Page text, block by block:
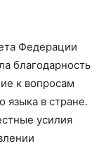
Федерации
благодарность
к вопросам
языка в стране.
усилия